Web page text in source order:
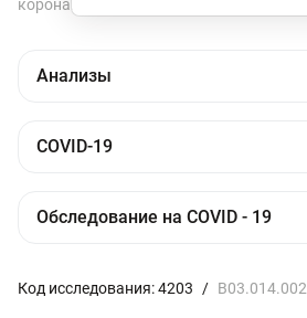
коронавирусу
Код исследования: 4203 / B03.014.002